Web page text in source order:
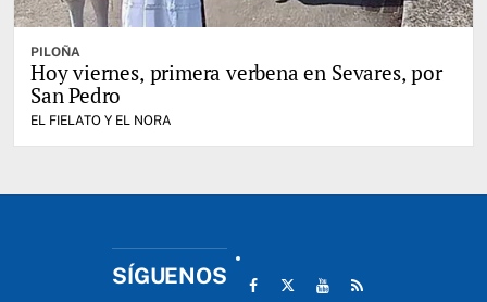
PILOÑA
Hoy viernes, primera verbena en Sevares, por
San Pedro
EL FIELATO Y EL NORA
SÍGUENOS